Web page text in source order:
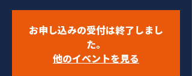
お申し込みの受付は終了しまし
た。
他のイベントを見る